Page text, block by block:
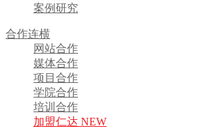
案例研究
合作连横
网站合作
媒体合作
项目合作
学院合作
培训合作
加盟仁达 NEW